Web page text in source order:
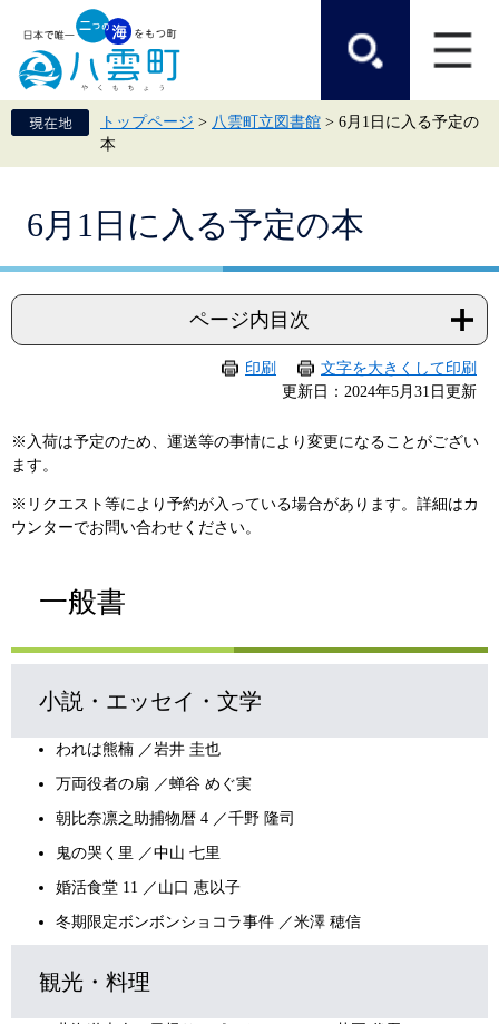
頭
で
飛
ば
て
トップページ > 八雲町立図書館 > 6月1日に入る予定の
本
6月1日に入る予定の本
ページ内目次
印刷
文字を大きくして印刷
更新日：2024年5月31日更新
※入荷は予定のため、運送等の事情により変更になることがござい
ます。
※リクエスト等により予約が入っている場合があります。詳細はカ
ウンターでお問い合わせください。
一般書
小説・エッセイ・文学
われは熊楠 ／岩井 圭也
万両役者の扇 ／蝉谷 めぐ実
朝比奈凛之助捕物暦 4 ／千野 隆司
鬼の哭く里 ／中山 七里
婚活食堂 11 ／山口 恵以子
冬期限定ボンボンショコラ事件 ／米澤 穂信
観光・料理